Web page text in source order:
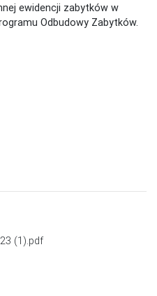
ewidencji zabytków w
Odbudowy Zabytków.
(1).pdf